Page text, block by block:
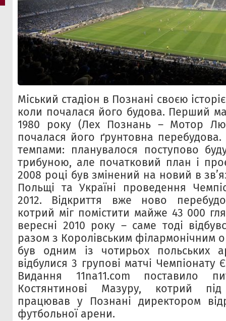
Міський стадіон в Познані своєю
коли почалася його будова. Перший
1980 року (Лех Познань – Мотор
почалася його ґрунтовна
темпами: планувалося поступово
трибуною, але початковий план і
2008 році був змінений на новий в
Польщі та Україні проведення
2012. Відкриття вже ново
котрий міг помістити майже 43 000
вересні 2010 року – саме тоді
разом з Королівським філармонічним
був одним із чотирьох польських
відбулися 3 групові матчі
Видання 11na11.com поставило
Костянтинові Мазуру, котрий
працював у Познані директором
футбольної арени.